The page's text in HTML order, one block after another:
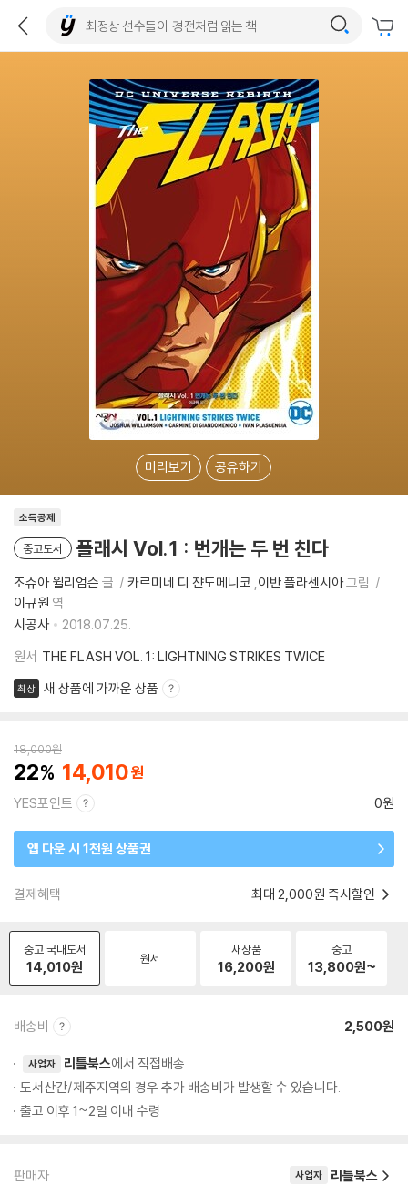
미리보기 공유하기
소득공제
중고도서 플래시 Vol.1 : 번개는 두 번 친다
조슈아 윌리엄슨 글 카르미네 디 쟌도메니코 ,이반 플라센시아그림
이규원 역
시공사
2018.07.25.
원서 THE FLASH VOL. 1: LIGHTNING STRIKES TWICE
최상 새 상품에 가까운 상품
18,000원
22 14,010
YES포인트 0원
앱 다운 시 1천원 상품권
결제혜택 최대 2,000원 즉시할인
중고 국내도서
14,010원 원서
새상품
16,200원
중고
13,800원~
배송비 2,500원
사업자 리틀북스에서 직접배송
도서산간/제주지역의 경우 추가 배송비가 발생할 수 있습니다.
출고 이후 1~2일 이내 수령
판매자 사업자 리틀북스